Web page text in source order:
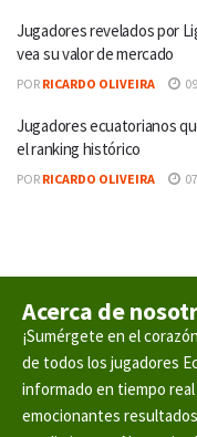
Jugadores revelados por
vea su valor de mercado
POR RICARDO OLIVEIRA
Jugadores ecuatorianos
el ranking histórico
POR RICARDO OLIVEIRA
Acerca de
¡Sumérgete en el
de todos los jugadores
informado en tiempo
emocionantes